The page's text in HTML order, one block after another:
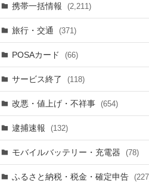
携帯一括情報 (2,211)
旅行・交通 (371)
POSAカード (66)
サービス終了 (118)
改悪・値上げ・不祥事 (654)
逮捕速報 (132)
モバイルバッテリー・充電器 (78)
ふるさと納税・税金・確定申告